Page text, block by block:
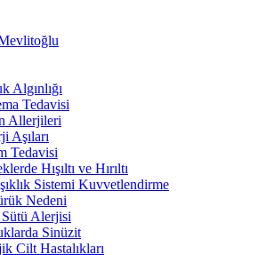
Algınlığı
Tedavisi
Allerjileri
Aşıları
Tedavisi
Hışıltı ve Hırıltı
Sistemi Kuvvetlendirme
Nedeni
Alerjisi
Sinüzit
Cilt Hastalıkları